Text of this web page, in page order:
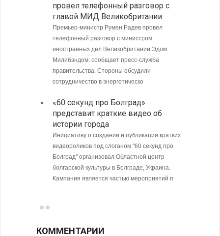
провел телефонный разговор с
главой МИД Великобритании
Премьер-министр Румен Радев провел
телефонный разговор с министром
иностранных дел Великобритании Эдом
Милибэндом, сообщает пресс-служба
правительства. Стороны обсудили
сотрудничество в энергетическо
«60 секунд про Болград»
представит краткие видео об
истории города
Инициативу о создании и публикации кратких
видеороликов под слоганом "60 секунд про
Болград" организовал Областной центр
болгарской культуры в Болграде, Украина.
Кампания является частью мероприятий п
КОММЕНТАРИИ